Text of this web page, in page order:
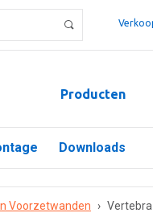
Producten
Downloads
Voorzetwanden ›